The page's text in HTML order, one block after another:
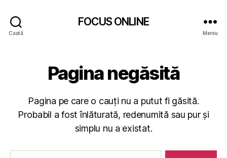
Caută
FOCUS ONLINE
Meniu
Pagina negăsită
Pagina pe care o cauți nu a putut fi găsită.
Probabil a fost înlăturată, redenumită sau pur și
simplu nu a existat.